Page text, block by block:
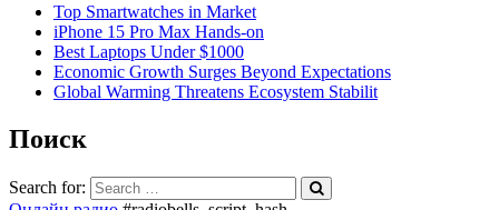
Top Smartwatches in Market
iPhone 15 Pro Max Hands-on
Best Laptops Under $1000
Economic Growth Surges Beyond Expectations
Global Warming Threatens Ecosystem Stabilit
Поиск
Search for: